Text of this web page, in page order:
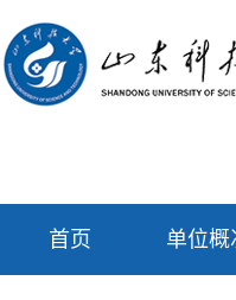
首页 单位概